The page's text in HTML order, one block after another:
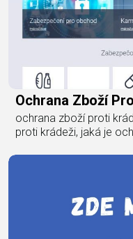
Ochrana Zboží
ochrana zboží proti
proti krádeži, jaká je